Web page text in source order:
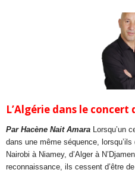
L’Algérie dans le concert
Par Hacène Nait Amara
Lorsqu’un
dans une même séquence,
Nairobi à Niamey, d’Alger à
reconnaissance, ils cessent d’être